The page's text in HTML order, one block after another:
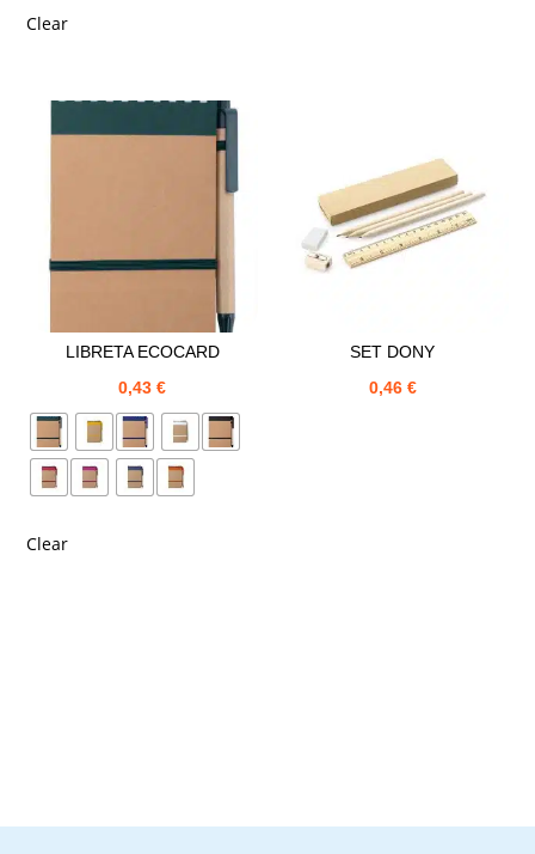
Clear
LIBRETA ECOCARD
0,43€
Clear
SET DONY
0,46 €